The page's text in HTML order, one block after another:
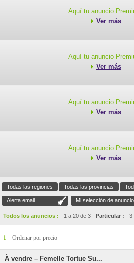
Aquí tu anuncio
Ver más
Aquí tu anuncio
Ver más
Aquí tu anuncio
Ver más
Aquí tu anuncio
Ver más
Todas las regiones Todas las provincias
Alerta email Mi selección de
Todos los anuncios : 1 a 20 de 3 Particular : 3
1 Ordenar por precio
À vendre – Femelle Tortue Su...